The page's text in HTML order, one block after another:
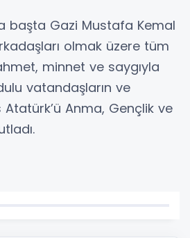
başta Gazi Mustafa Kemal
olmak üzere tüm
minnet ve saygıyla
vatandaşların ve
Atatürk’ü Anma, Gençlik ve